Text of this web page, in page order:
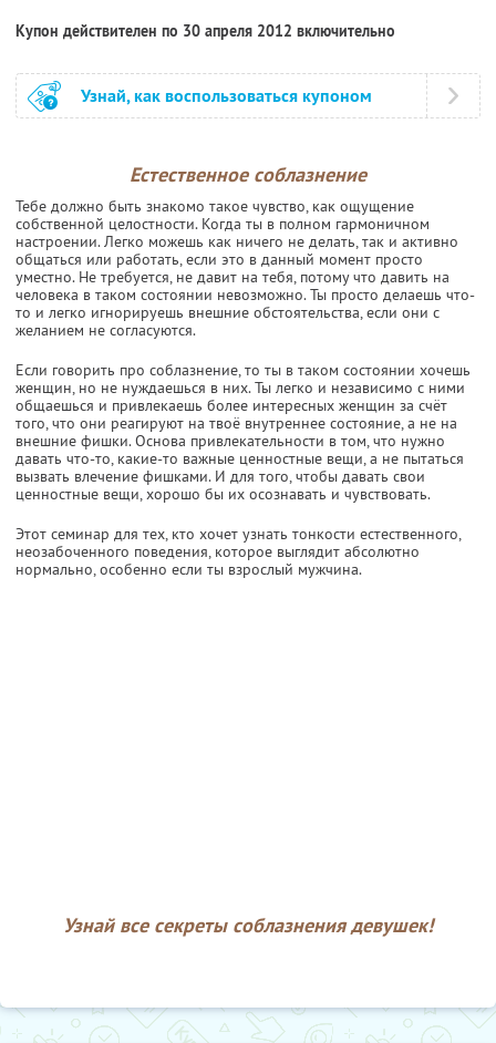
Купон действителен по 30 апреля 2012 включительно
Узнай, как воспользоваться купоном
Естественное соблазнение
Тебе должно быть знакомо такое чувство, как ощущение
собственной целостности. Когда ты в полном гармоничном
настроении. Легко можешь как ничего не делать, так и активно
общаться или работать, если это в данный момент просто
уместно. Не требуется, не давит на тебя, потому что давить на
человека в таком состоянии невозможно. Ты просто делаешь что-
то и легко игнорируешь внешние обстоятельства, если они с
желанием не согласуются.
Если говорить про соблазнение, то ты в таком состоянии хочешь
женщин, но не нуждаешься в них. Ты легко и независимо с ними
общаешься и привлекаешь более интересных женщин за счёт
того, что они реагируют на твоё внутреннее состояние, а не на
внешние фишки. Основа привлекательности в том, что нужно
давать что-то, какие-то важные ценностные вещи, а не пытаться
вызвать влечение фишками. И для того, чтобы давать свои
ценностные вещи, хорошо бы их осознавать и чувствовать.
Этот семинар для тех, кто хочет узнать тонкости естественного,
неозабоченного поведения, которое выглядит абсолютно
нормально, особенно если ты взрослый мужчина.
Узнай все секреты соблазнения девушек!